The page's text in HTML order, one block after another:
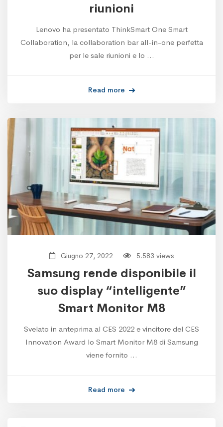
riunioni
Lenovo ha presentato ThinkSmart One Smart
Collaboration, la collaboration bar all-in-one perfetta
per le sale riunioni e lo …
Read more
Giugno 27, 2022 5.583 views
Samsung rende disponibile il
suo display “intelligente”
Smart Monitor M8
Svelato in anteprima al CES 2022 e vincitore del CES
Innovation Award lo Smart Monitor M8 di Samsung
viene fornito …
Read more